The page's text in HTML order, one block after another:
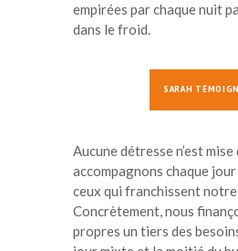
empirées par chaque nuit
dans le froid.
SARAH
Aucune détresse n’est
accompagnons chaque
ceux qui franchissent
Concrètement, nous
propres un tiers des